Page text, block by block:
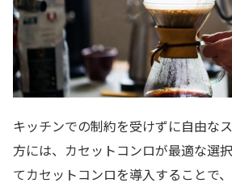
キッチンでの制約を受けずに自由な
方には、カセットコンロが最適な選
てカセットコンロを導入することで